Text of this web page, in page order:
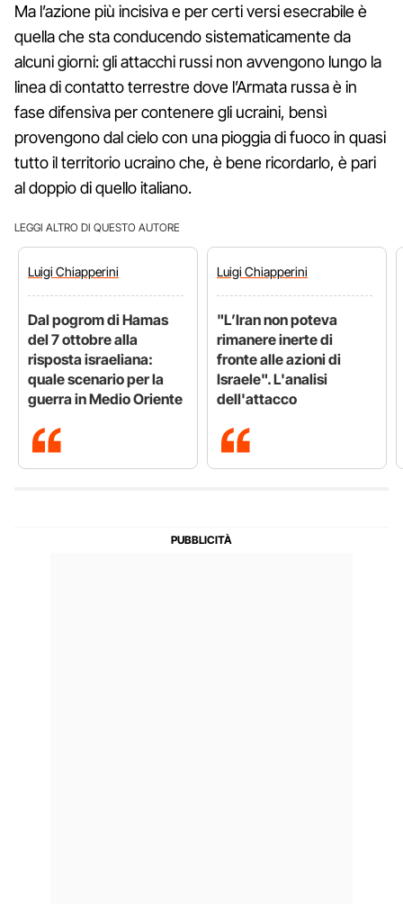
Ma l’azione più incisiva e per certi versi esecrabile è
quella che sta conducendo sistematicamente da
alcuni giorni: gli attacchi russi non avvengono lungo la
linea di contatto terrestre dove l’Armata russa è in
fase difensiva per contenere gli ucraini, bensì
provengono dal cielo con una pioggia di fuoco in quasi
tutto il territorio ucraino che, è bene ricordarlo, è pari
al doppio di quello italiano.
LEGGI ALTRO DI QUESTO AUTORE
Luigi Chiapperini
Dal pogrom di Hamas
del 7 ottobre alla
risposta israeliana:
quale scenario per la
guerra in Medio Oriente
Luigi Chiapperini
"L’Iran non poteva
rimanere inerte di
fronte alle azioni di
Israele". L'analisi
dell'attacco